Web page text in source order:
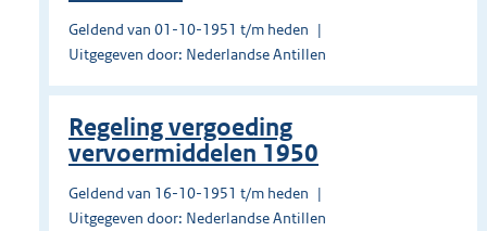
Geldend van 01-10-1951 t/m heden
Uitgegeven door: Nederlandse Antillen
Regeling vergoeding
vervoermiddelen 1950
Geldend van 16-10-1951 t/m heden
Uitgegeven door: Nederlandse Antillen